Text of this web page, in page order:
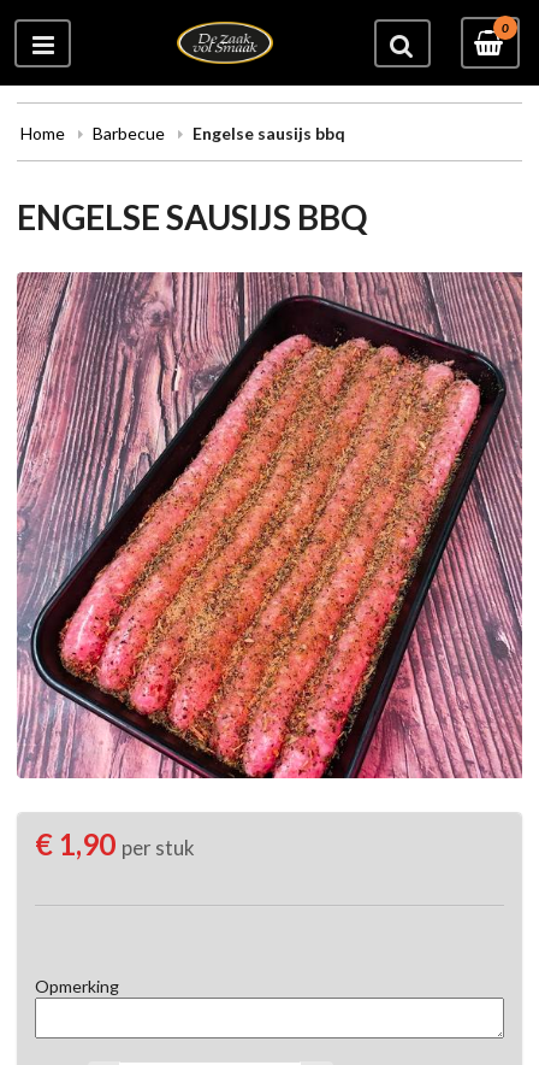
0
Home Barbecue Engelse sausijs bbq
ENGELSE SAUSIJS BBQ
€ 1,90 per stuk
Opmerking